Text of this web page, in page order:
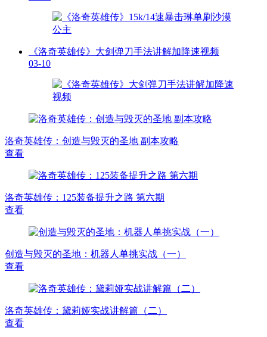
《洛奇英雄传》大剑弹刀手法讲解加降速视频
03-10
洛奇英雄传：创造与毁灭的圣地 副本攻略
查看
洛奇英雄传：125装备提升之路 第六期
查看
创造与毁灭的圣地：机器人单挑实战（一）
查看
洛奇英雄传：黛莉娅实战讲解篇（二）
查看